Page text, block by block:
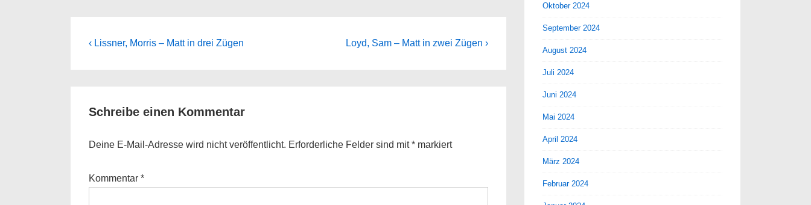
Beitragsnavigation
Previous
‹ Lissner, Morris – Matt in drei Zügen
Next
Loyd, Sam – Matt in zwei Zügen ›
Schreibe einen Kommentar
Deine E-Mail-Adresse wird nicht veröffentlicht. Erforderliche Felder sind mit* markiert
Kommentar *
Oktober 2024
September 2024
August 2024
Juli 2024
Juni 2024
Mai 2024
April 2024
März 2024
Februar 2024